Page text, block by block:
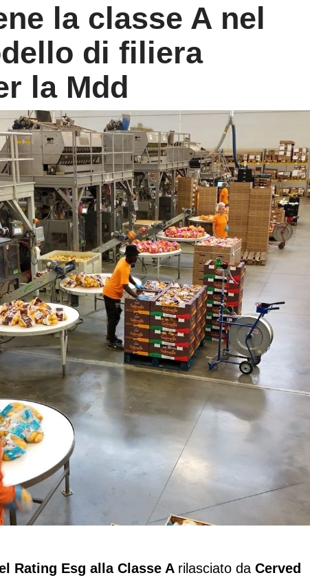
la classe A nel
di filiera
la Mdd
nel Rating Esg: modello di filiera
Rating Esg alla Classe A rilasciato da Cerved